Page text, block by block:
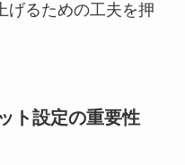
げるための工夫を押
ト設定の重要性